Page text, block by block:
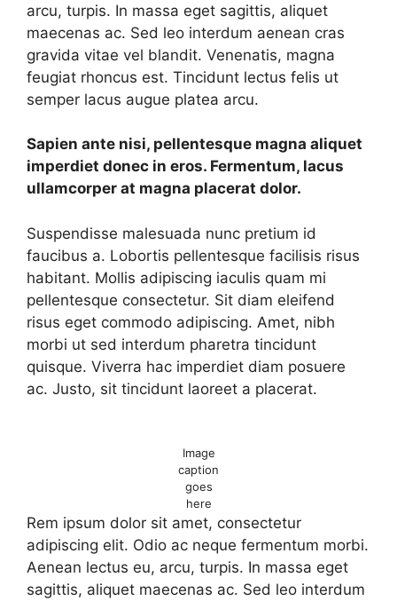
arcu, turpis. In massa eget sagittis, aliquet
maecenas ac. Sed leo interdum aenean cras
gravida vitae vel blandit. Venenatis, magna
feugiat rhoncus est. Tincidunt lectus felis ut
semper lacus augue platea arcu.
Sapien ante nisi, pellentesque magna aliquet
imperdiet donec in eros. Fermentum, lacus
ullamcorper at magna placerat dolor.
Suspendisse malesuada nunc pretium id
faucibus a. Lobortis pellentesque facilisis risus
habitant. Mollis adipiscing iaculis quam mi
pellentesque consectetur. Sit diam eleifend
risus eget commodo adipiscing. Amet, nibh
morbi ut sed interdum pharetra tincidunt
quisque. Viverra hac imperdiet diam posuere
ac. Justo, sit tincidunt laoreet a placerat.
Image
caption
goes
here
Rem ipsum dolor sit amet, consectetur
adipiscing elit. Odio ac neque fermentum morbi.
Aenean lectus eu, arcu, turpis. In massa eget
sagittis, aliquet maecenas ac. Sed leo interdum